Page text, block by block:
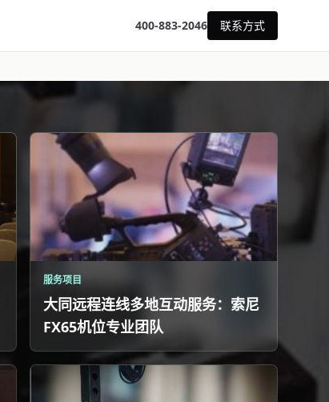
400-883-2046 联系方式
服务项目
大同远程连线多地互动服务：索尼
FX65机位专业团队